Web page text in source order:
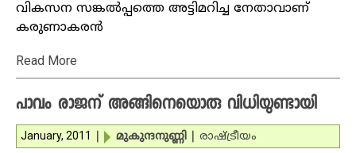
വികസന സങ്കല്‍പ്പത്തെ അട്ടിമറിച്ച നേതാവാണ്
കരുണാകരന്‍
Read More
പാവം രാജന് അങ്ങിനെയൊരു വിധിയുണ്ടായി
January, 2011 മുകുന്ദനുണ്ണി രാഷ്ട്രീയം